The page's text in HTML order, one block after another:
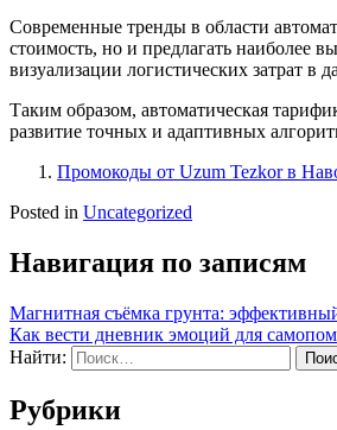
Современные тренды в области
стоимость, но и предлагать наиболее
визуализации логистических затрат
Таким образом, автоматическая
развитие точных и адаптивных
Промокоды от Uzum Tezkor в
Posted in Uncategorized
Навигация по записям
Магнитная съёмка грунта:
Как вести дневник эмоций для
Найти:
Рубрики